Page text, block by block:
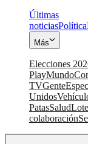
Últimas
noticiasPolítica
Más
Elecciones
PlayMundo
TVGente
Unidos
PatasSalud
colaboración